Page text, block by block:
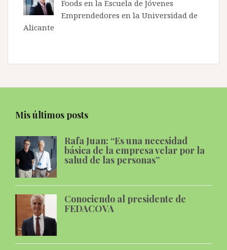
Foods en la Escuela de Jóvenes
Emprendedores en la Universidad de
Alicante
Mis últimos posts
Rafa Juan: “Es una necesidad
básica de la empresa velar por la
salud de las personas”
Conociendo al presidente de
FEDACOVA